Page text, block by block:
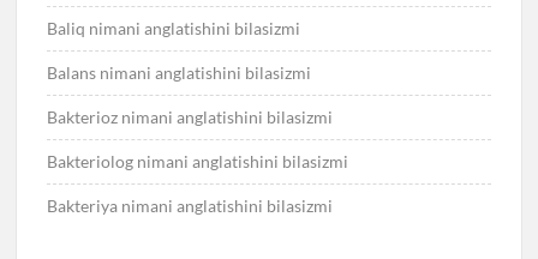
Baliq nimani anglatishini bilasizmi
Balans nimani anglatishini bilasizmi
Bakterioz nimani anglatishini bilasizmi
Bakteriolog nimani anglatishini bilasizmi
Bakteriya nimani anglatishini bilasizmi